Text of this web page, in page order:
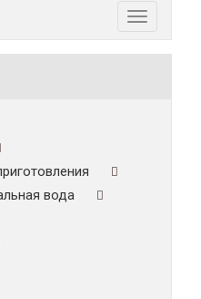
Toggle
navigation
вода